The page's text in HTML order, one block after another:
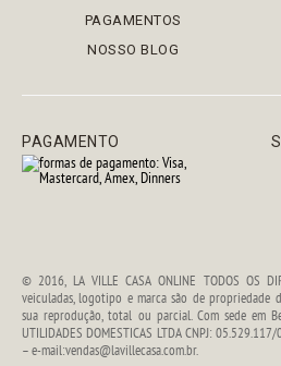
PAGAMENTOS
NOSSO BLOG
PAGAMENTO
© 2016, LA VILLE CASA ONLINE TODOS OS
veiculadas, logotipo e marca são de propriedade
sua reprodução, total ou parcial. Com sede em
UTILIDADES DOMESTICAS LTDA CNPJ:
– e-mail:vendas@lavillecasa.com.br.